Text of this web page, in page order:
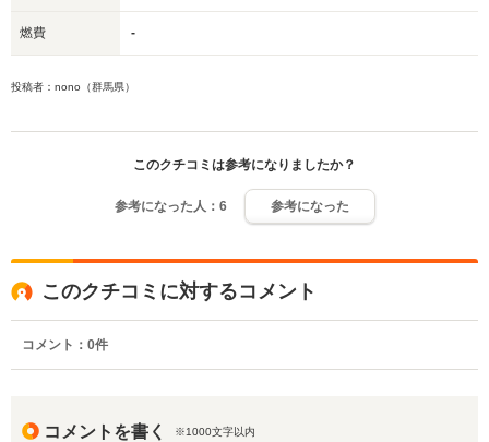
燃費 -
投稿者：nono（群馬県）
このクチコミは参考になりましたか？
参考になった人： 6 参考になった
このクチコミに対するコメント
コメント： 0件
コメントを書く ※1000文字以内